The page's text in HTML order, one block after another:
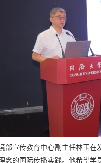
宣传教育中心副主任林玉在
念的国际传播实践。他希望学